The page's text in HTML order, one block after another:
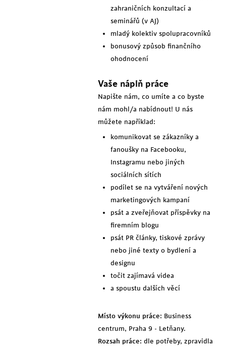
zahraničních konzultací a
seminářů (v AJ)
mladý kolektiv spolupracovníků
bonusový způsob finančního
ohodnocení
Vaše náplň práce
Napište nám, co umíte a co byste
nám mohl/a nabídnout! U nás
můžete například:
komunikovat se zákazníky a
fanoušky na Facebooku,
Instagramu nebo jiných
sociálních sítích
podílet se na vytváření nových
marketingových kampaní
psát a zveřejňovat příspěvky na
firemním blogu
psát PR články, tiskové zprávy
nebo jiné texty o bydlení a
designu
točit zajímavá videa
a spoustu dalších věcí
Místo výkonu práce: Business
centrum, Praha 9 - Letňany.
Rozsah práce: dle potřeby, zpravidla